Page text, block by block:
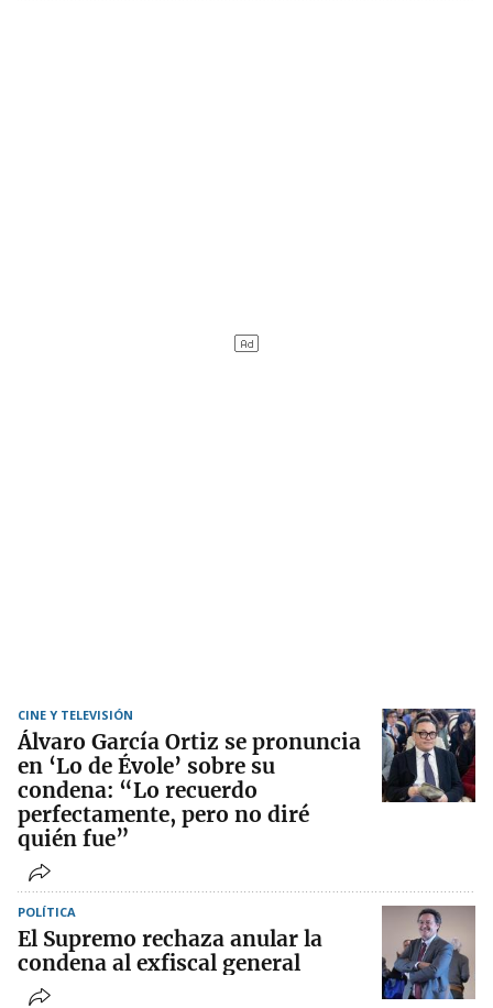
CINE Y TELEVISIÓN
Álvaro García Ortiz se pronuncia
en ‘Lo de Évole’ sobre su
condena: “Lo recuerdo
perfectamente, pero no diré
quién fue”
POLÍTICA
El Supremo rechaza anular la
condena al exfiscal general